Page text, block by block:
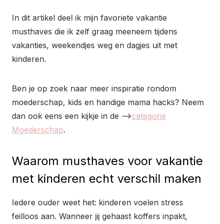
In dit artikel deel ik mijn favoriete vakantie
musthaves die ik zelf graag meeneem tijdens
vakanties, weekendjes weg en dagjes uit met
kinderen.
Ben je op zoek naar meer inspiratie rondom
moederschap, kids en handige mama hacks? Neem
dan ook eens een kijkje in de –>categorie
Moederschap.
Waarom musthaves voor vakantie
met kinderen echt verschil maken
Iedere ouder weet het: kinderen voelen stress
feilloos aan. Wanneer jij gehaast koffers inpakt,